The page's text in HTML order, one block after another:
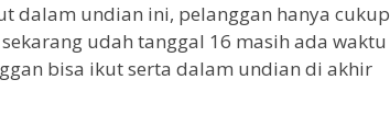
dalam undian ini, pelanggan hanya cukup
udah tanggal 16 masih ada waktu
bisa ikut serta dalam undian di akhir